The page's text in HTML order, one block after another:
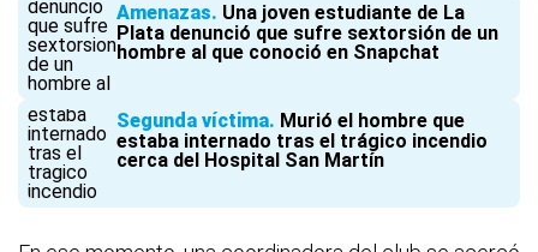
Amenazas Una joven estudiante de La
Plata denunció que sufre sextorsión de un
hombre al que conoció en Snapchat
Segunda víctima Murió el hombre que
estaba internado tras el trágico incendio
cerca del Hospital San Martín